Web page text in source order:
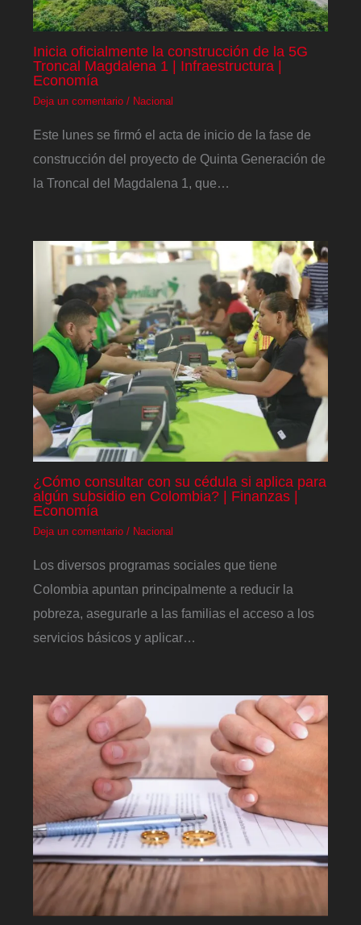
Inicia oficialmente la construcción de la 5G
Troncal Magdalena 1 | Infraestructura |
Economía
Deja un comentario / Nacional
Este lunes se firmó el acta de inicio de la fase de
construcción del proyecto de Quinta Generación de
la Troncal del Magdalena 1, que…
¿Cómo consultar con su cédula si aplica para
algún subsidio en Colombia? | Finanzas |
Economía
Deja un comentario / Nacional
Los diversos programas sociales que tiene
Colombia apuntan principalmente a reducir la
pobreza, asegurarle a las familias el acceso a los
servicios básicos y aplicar…